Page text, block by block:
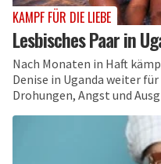
KAMPF FÜR DIE LIEBE
Lesbisches Paar in
Nach Monaten in Haft
Denise in Uganda weiter
Drohungen, Angst und